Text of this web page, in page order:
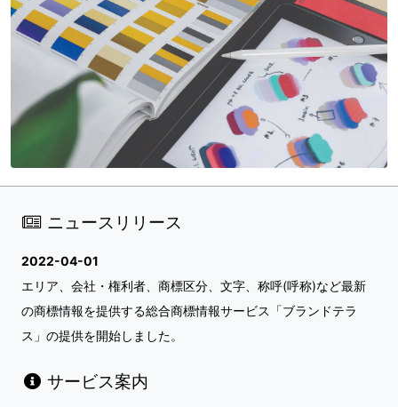
ニュースリリース
2022-04-01
エリア、会社・権利者、商標区分、文字、称呼(呼称)など最新
の商標情報を提供する総合商標情報サービス「ブランドテラ
ス」の提供を開始しました。
サービス案内